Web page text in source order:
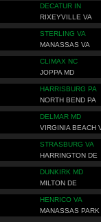
DECATUR IN
RIXEYVILLE VA
STERLING VA
MANASSAS VA
CLIMAX NC
JOPPA MD
HARRISBURG PA
NORTH BEND PA
DELMAR MD
VIRGINIA BEACH
STRASBURG VA
HARRINGTON DE
DUNKIRK MD
MILTON DE
HENRICO VA
MANASSAS PARK